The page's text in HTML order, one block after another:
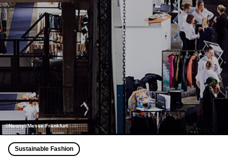
©Neonyt/Messe Frankfurt
Sustainable Fashion